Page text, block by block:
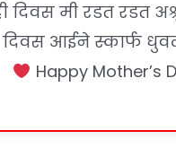
दिवस मी रडत रडत
दिवस आईने स्कार्फ
Happy Mother’s